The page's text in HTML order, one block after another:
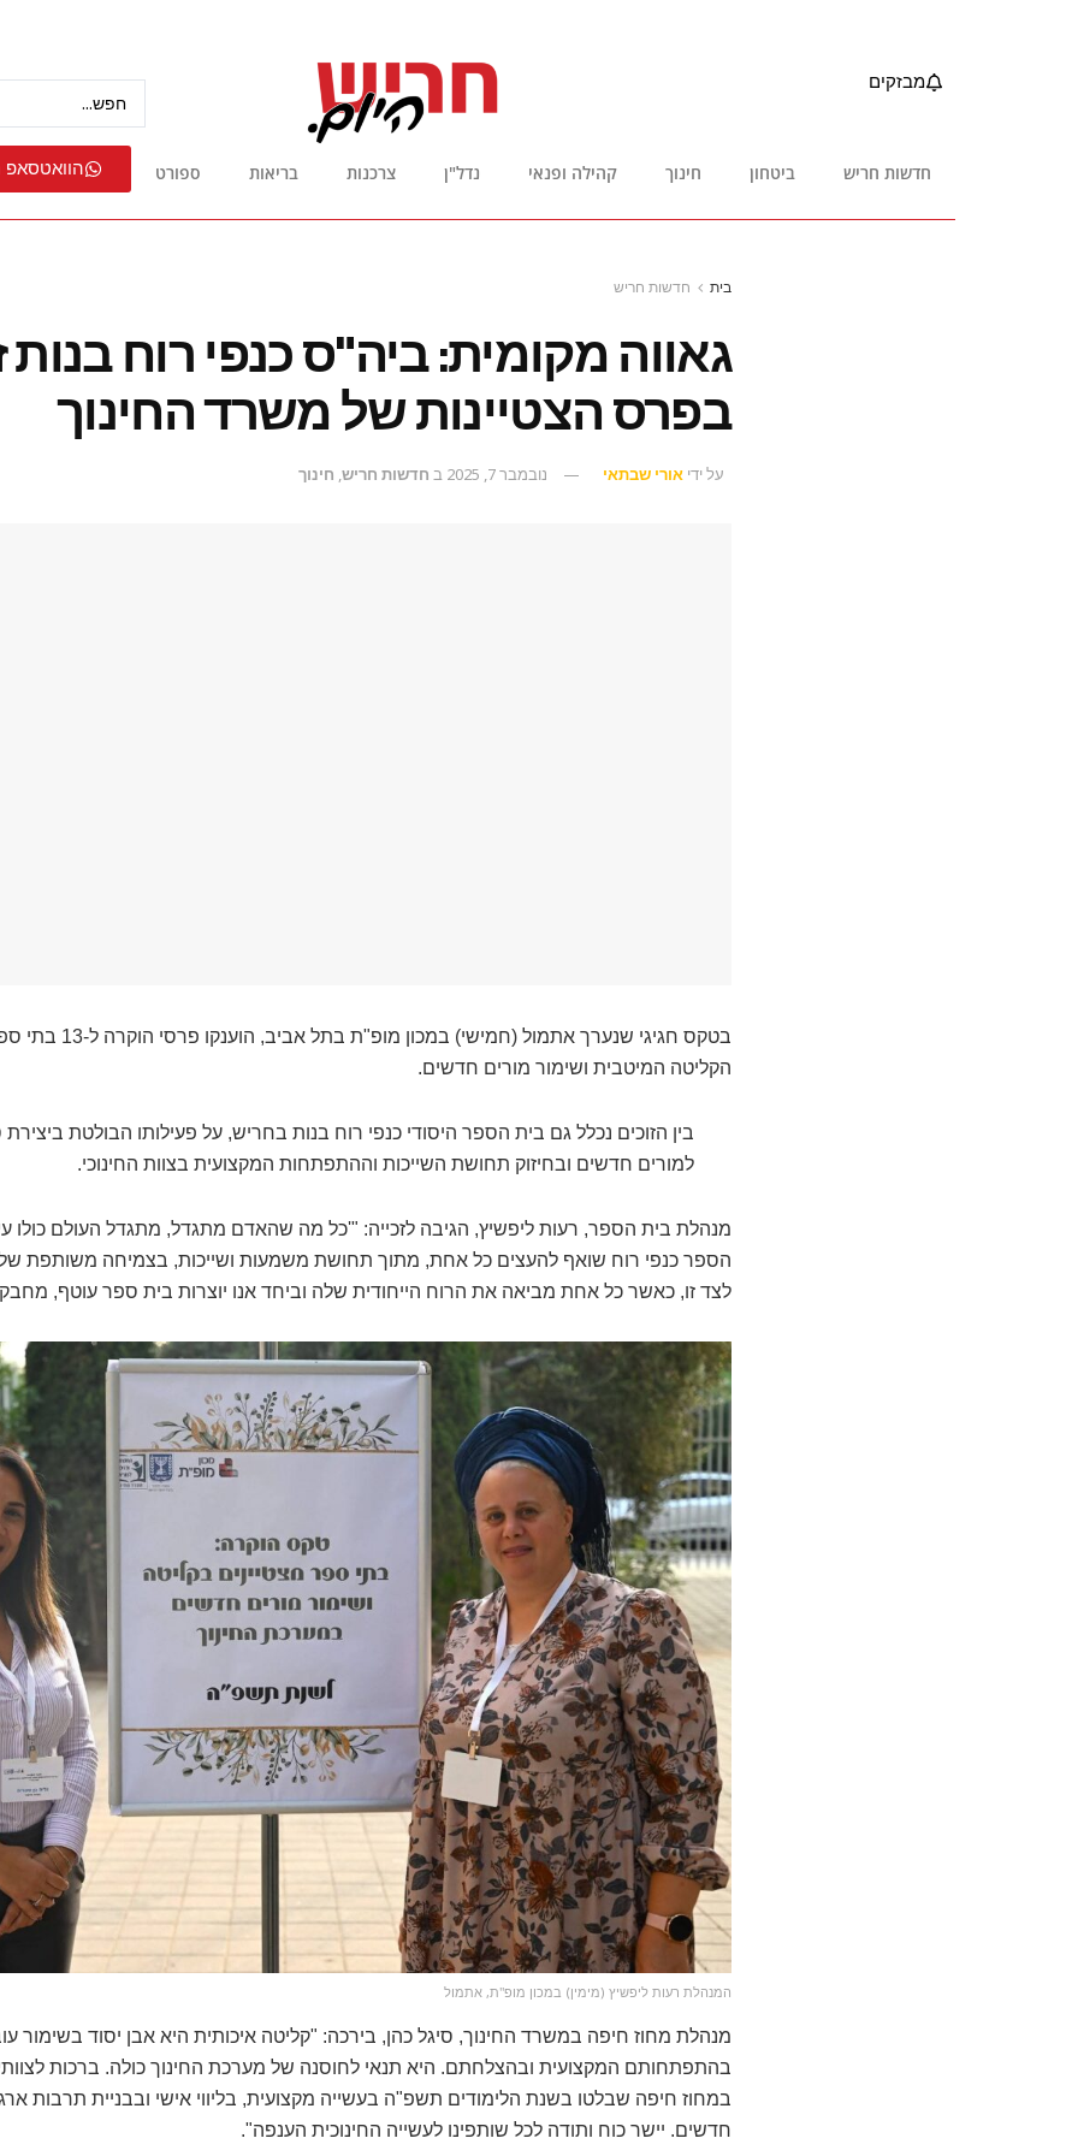
מבזקים
חדשות חריש ביטחון חינוך קהילה ופנאי נדל"ן צרכנות בריאות ספורט הוואטסאפ
בית חדשות חריש
גאווה מקומית: ביה"ס כנפי רוח בנות
בפרס הצטיינות של משרד החינוך
על ידי אורי שבתאי נובמבר 7, 2025 ב חדשות חריש, חינוך
בטקס חגיגי שנערך אתמול
הקליטה המיטבית ושימור מורים חדשים.
בין הזוכים נכלל גם בית הספר היסודי כנפי רוח בנות בחריש, על פעילותו הבולטת
למורים חדשים ובחיזוק תחושת השייכות וההתפתחות המקצועית בצוות החינוכי.
מנהלת בית הספר, רעות ליפשיץ, הגיבה לזכייה: "'כל מה שהאדם מתגדל, מתגדל העולם כולו
הספר כנפי רוח שואף להעצים כל אחת, מתוך תחושת משמעות ושייכות, בצמיחה משותפת של
לצד זו, כאשר כל אחת מביאה את הרוח הייחודית שלה וביחד אנו יוצרות בית ספר עוטף,
המנהלת רעות ליפשיץ (מימין) במכון מופ"ת, אתמול
מנהלת מחוז חיפה במשרד החינוך, סיגל כהן, בירכה: "קליטה איכותית היא אבן יסוד בשימור
במחוז חיפה שבלטו בשנת הלימודים תשפ"ה בעשייה מקצועית, בליווי אישי ובבניית תרבות
חדשים. יישר כוח ותודה לכל שותפינו לעשייה החינוכית הענפה".